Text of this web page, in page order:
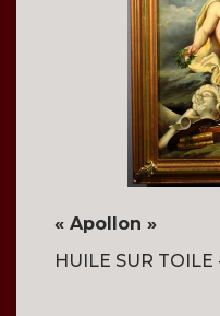
« Apollon »
HUILE SUR TOILE